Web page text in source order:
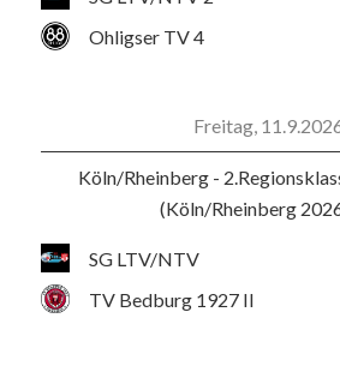
Ohligser TV 4
Freitag,
Köln/Rheinberg -
(Köln/Rheinberg
SG LTV/NTV
TV Bedburg 1927 II